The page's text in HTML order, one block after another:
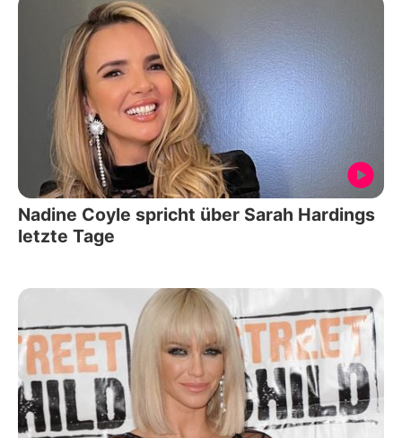
Nadine Coyle spricht über Sarah Hardings
letzte Tage